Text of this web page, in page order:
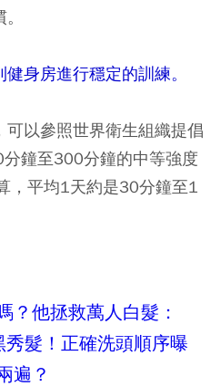
身房進行穩定的訓練。
以參照世界衛生組織提倡
鐘至300分鐘的中等強度
，平均1天約是30分鐘至1
？他拯救萬人白髮：
髮！正確洗頭順序曝
遍？